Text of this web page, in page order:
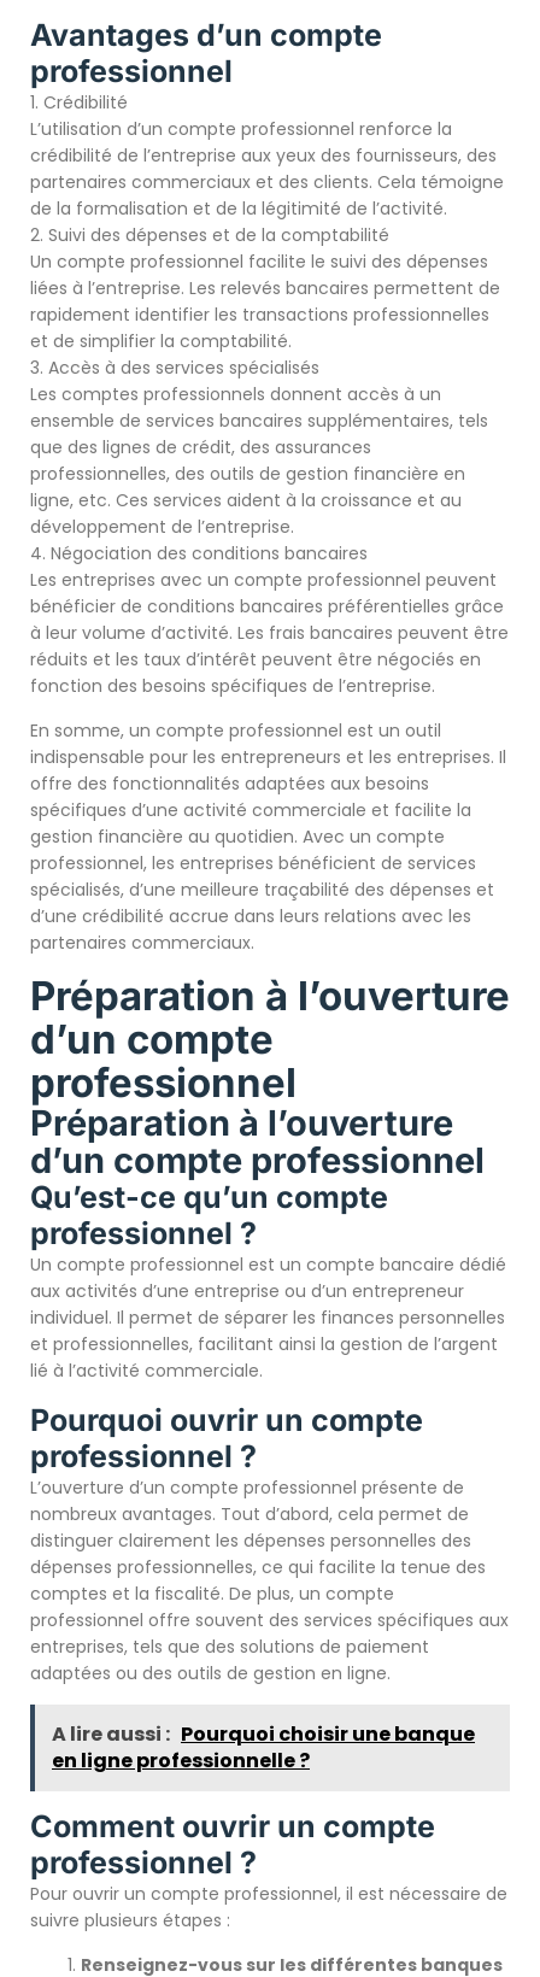
Avantages d’un compte
professionnel
1. Crédibilité
L’utilisation d’un compte professionnel renforce la
crédibilité de l’entreprise aux yeux des fournisseurs, des
partenaires commerciaux et des clients. Cela témoigne
de la formalisation et de la légitimité de l’activité.
2. Suivi des dépenses et de la comptabilité
Un compte professionnel facilite le suivi des dépenses
liées à l’entreprise. Les relevés bancaires permettent de
rapidement identifier les transactions professionnelles
et de simplifier la comptabilité.
3. Accès à des services spécialisés
Les comptes professionnels donnent accès à un
ensemble de services bancaires supplémentaires, tels
que des lignes de crédit, des assurances
professionnelles, des outils de gestion financière en
ligne, etc. Ces services aident à la croissance et au
développement de l’entreprise.
4. Négociation des conditions bancaires
Les entreprises avec un compte professionnel peuvent
bénéficier de conditions bancaires préférentielles grâce
à leur volume d’activité. Les frais bancaires peuvent être
réduits et les taux d’intérêt peuvent être négociés en
fonction des besoins spécifiques de l’entreprise.
En somme, un compte professionnel est un outil
indispensable pour les entrepreneurs et les entreprises. Il
offre des fonctionnalités adaptées aux besoins
spécifiques d’une activité commerciale et facilite la
gestion financière au quotidien. Avec un compte
professionnel, les entreprises bénéficient de services
spécialisés, d’une meilleure traçabilité des dépenses et
d’une crédibilité accrue dans leurs relations avec les
partenaires commerciaux.
Préparation à l’ouverture
d’un compte
professionnel
Préparation à l’ouverture
d’un compte professionnel
Qu’est-ce qu’un compte
professionnel ?
Un compte professionnel est un compte bancaire dédié
aux activités d’une entreprise ou d’un entrepreneur
individuel. Il permet de séparer les finances personnelles
et professionnelles, facilitant ainsi la gestion de l’argent
lié à l’activité commerciale.
Pourquoi ouvrir un compte
professionnel ?
L’ouverture d’un compte professionnel présente de
nombreux avantages. Tout d’abord, cela permet de
distinguer clairement les dépenses personnelles des
dépenses professionnelles, ce qui facilite la tenue des
comptes et la fiscalité. De plus, un compte
professionnel offre souvent des services spécifiques aux
entreprises, tels que des solutions de paiement
adaptées ou des outils de gestion en ligne.
A lire aussi : Pourquoi choisir une banque
en ligne professionnelle ?
Comment ouvrir un compte
professionnel ?
Pour ouvrir un compte professionnel, il est nécessaire de
suivre plusieurs étapes :
Renseignez-vous sur les différentes banques